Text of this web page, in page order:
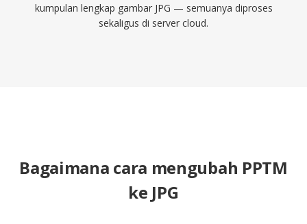
kumpulan lengkap gambar JPG — semuanya diproses
sekaligus di server cloud.
Bagaimana cara mengubah PPTM
ke JPG